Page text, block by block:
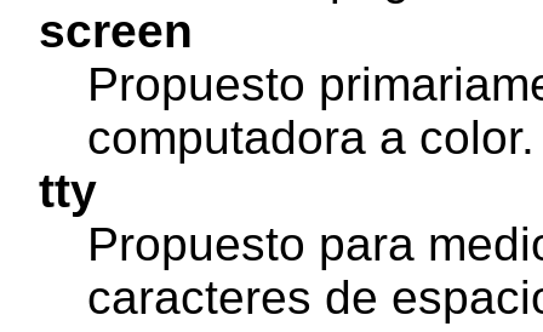
screen
Propuesto
computadora a color.
tty
Propuesto para
caracteres de